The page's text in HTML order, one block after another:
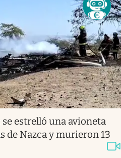
se estrelló una avioneta
de Nazca y murieron 13